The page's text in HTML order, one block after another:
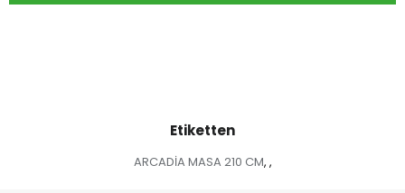
Etiketten
ARCADİA MASA 210 CM, ,